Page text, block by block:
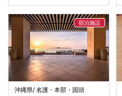
沖縄県/ 名護・本部・国頭